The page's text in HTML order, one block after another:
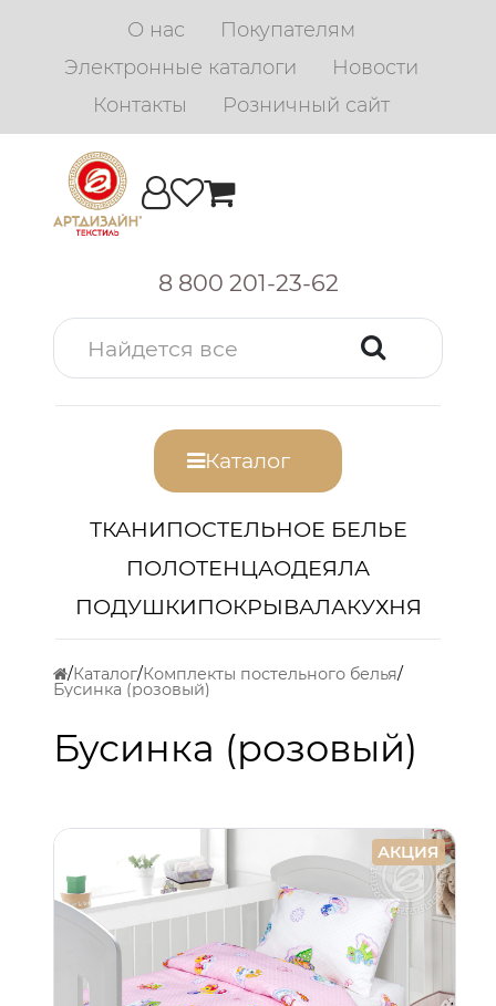
О нас
Покупателям
Электронные каталоги
Новости
Контакты
Розничный сайт
8 800 201-23-62
Каталог
ТКАНИПОСТЕЛЬНОЕ БЕЛЬЕ
ПОЛОТЕНЦАОДЕЯЛА
ПОДУШКИПОКРЫВАЛАКУХНЯ
Каталог Комплекты постельного белья
Бусинка (розовый)
Бусинка (розовый)
АКЦИЯ